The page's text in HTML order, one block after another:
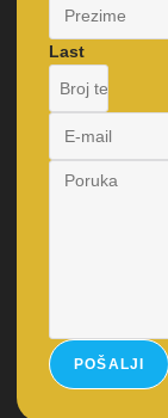
Last
POŠALJI